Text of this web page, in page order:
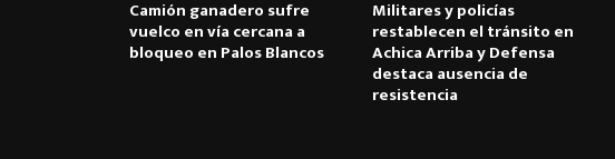
Camión ganadero sufre
vuelco en vía cercana a
bloqueo en Palos Blancos
Militares y policías
restablecen el tránsito en
Achica Arriba y Defensa
destaca ausencia de
resistencia